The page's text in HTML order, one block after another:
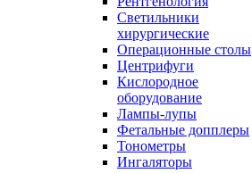
Светильники
хирургические
Операционные столы
Центрифуги
Кислородное
оборудование
Лампы-лупы
Фетальные допплеры
Тонометры
Ингаляторы